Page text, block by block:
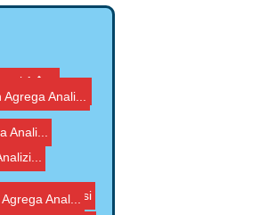
CE Belgesi
Anali...
ISO 9001 Kalit...
A�...
Anali...Anal...
Analiz...
Agrega Anali...